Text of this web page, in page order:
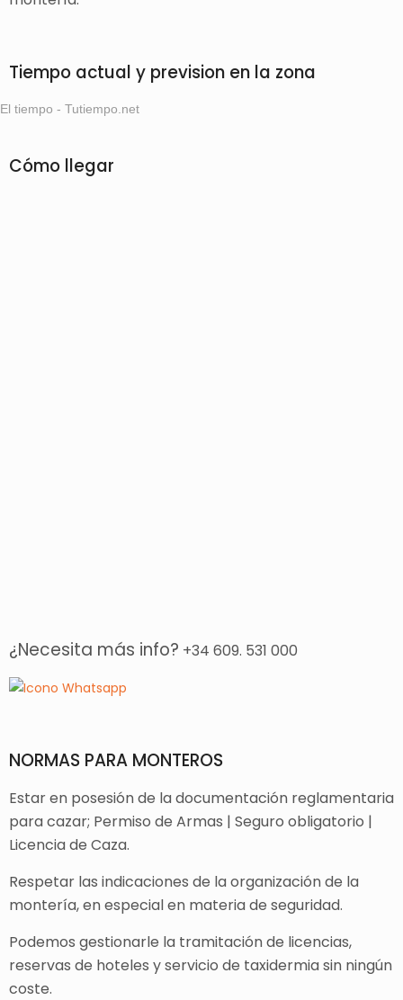
Tiempo actual y prevision en la zona
El tiempo - Tutiempo.net
Cómo llegar
¿Necesita más info? +34 609. 531 000
NORMAS PARA MONTEROS
Estar en posesión de la documentación reglamentaria
para cazar; Permiso de Armas | Seguro obligatorio |
Licencia de Caza.
Respetar las indicaciones de la organización de la
montería, en especial en materia de seguridad.
Podemos gestionarle la tramitación de licencias,
reservas de hoteles y servicio de taxidermia sin ningún
coste.